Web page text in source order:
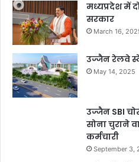
मध्यप्रदेश में
सरकार
March 16,
उज्जैन रेलवे
May 14, 2025
उज्जैन SBI
सोना चुराने
कर्मचारी
September 3,